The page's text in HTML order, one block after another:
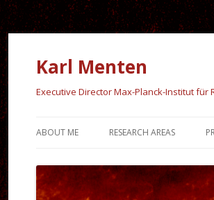
Karl Menten
Executive Director Max-Planck-Institut für
ABOUT ME RESEARCH AREAS
GALACTIC CENTER